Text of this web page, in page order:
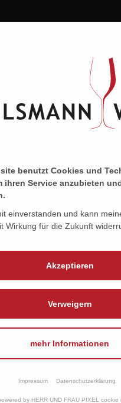
benutzt Cookies und
ihren Service anzubieten
einverstanden und kann
Wirkung für die Zukunft
Akzeptieren
Verweigern
mehr Informationen
Impressum Datenschutzerklärung
by HERR UND FRAU PIXEL cookie